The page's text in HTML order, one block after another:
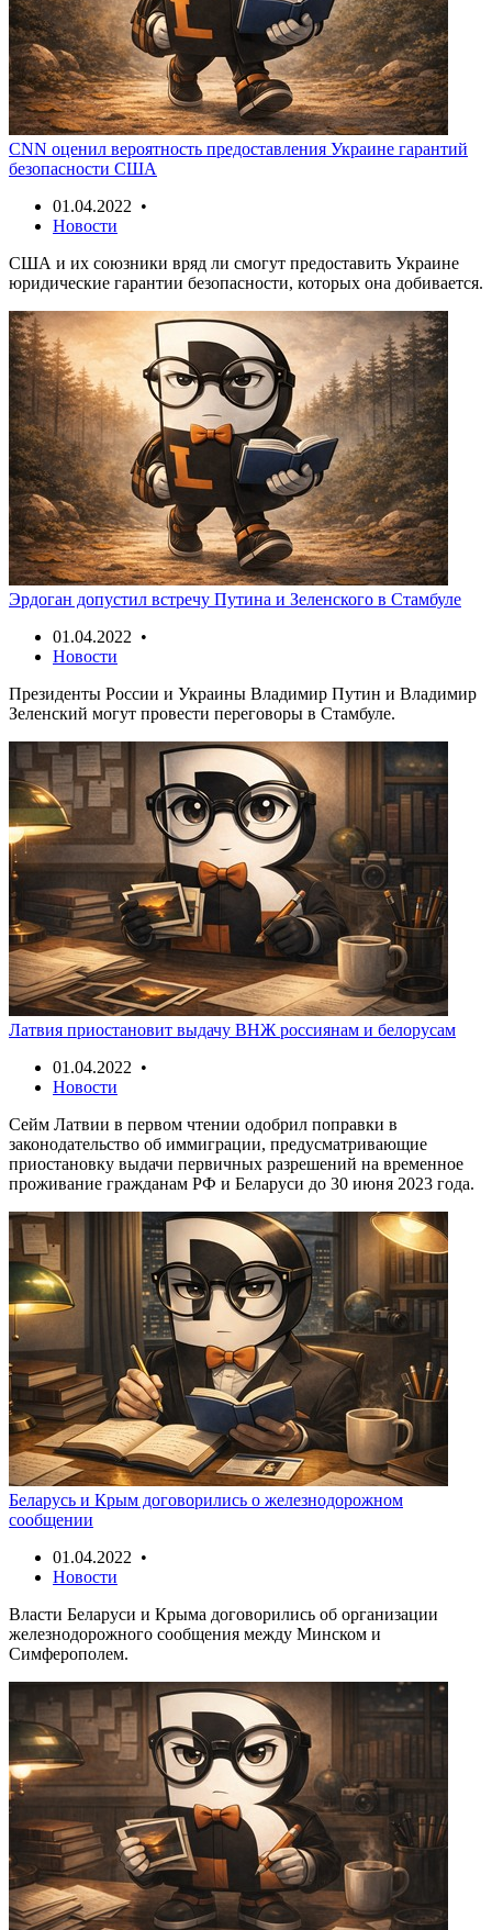
CNN оценил вероятность предоставления Украине гарантий
безопасности США
01.04.2022 •
Новости
США и их союзники вряд ли смогут предоставить Украине
юридические гарантии безопасности, которых она добивается.
Эрдоган допустил встречу Путина и Зеленского в Стамбуле
01.04.2022 •
Новости
Президенты России и Украины Владимир Путин и Владимир
Зеленский могут провести переговоры в Стамбуле.
Латвия приостановит выдачу ВНЖ россиянам и белорусам
01.04.2022 •
Новости
Сейм Латвии в первом чтении одобрил поправки в
законодательство об иммиграции, предусматривающие
приостановку выдачи первичных разрешений на временное
проживание гражданам РФ и Беларуси до 30 июня 2023 года.
Беларусь и Крым договорились о железнодорожном
сообщении
01.04.2022 •
Новости
Власти Беларуси и Крыма договорились об организации
железнодорожного сообщения между Минском и
Симферополем.